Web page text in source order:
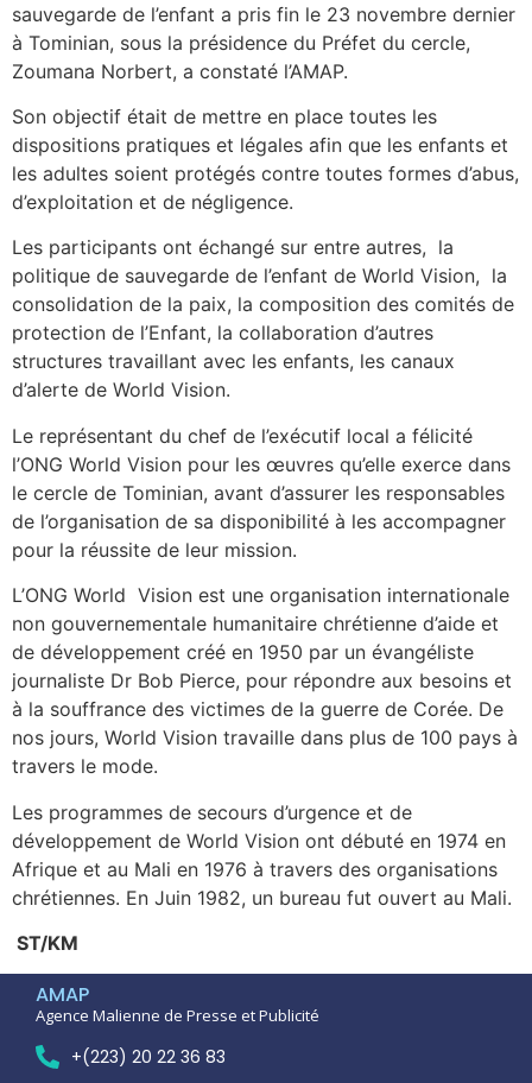
sauvegarde de l’enfant a pris fin le 23 novembre dernier
à Tominian, sous la présidence du Préfet du cercle,
Zoumana Norbert, a constaté l’AMAP.
Son objectif était de mettre en place toutes les
dispositions pratiques et légales afin que les enfants et
les adultes soient protégés contre toutes formes d’abus,
d’exploitation et de négligence.
Les participants ont échangé sur entre autres, la
politique de sauvegarde de l’enfant de World Vision, la
consolidation de la paix, la composition des comités de
protection de l’Enfant, la collaboration d’autres
structures travaillant avec les enfants, les canaux
d’alerte de World Vision.
Le représentant du chef de l’exécutif local a félicité
l’ONG World Vision pour les œuvres qu’elle exerce dans
le cercle de Tominian, avant d’assurer les responsables
de l’organisation de sa disponibilité à les accompagner
pour la réussite de leur mission.
L’ONG World Vision est une organisation internationale
non gouvernementale humanitaire chrétienne d’aide et
de développement créé en 1950 par un évangéliste
journaliste Dr Bob Pierce, pour répondre aux besoins et
à la souffrance des victimes de la guerre de Corée. De
nos jours, World Vision travaille dans plus de 100 pays à
travers le mode.
Les programmes de secours d’urgence et de
développement de World Vision ont débuté en 1974 en
Afrique et au Mali en 1976 à travers des organisations
chrétiennes. En Juin 1982, un bureau fut ouvert au Mali.
ST/KM
AMAP
Agence Malienne de Presse et Publicité
+(223) 20 22 36 83